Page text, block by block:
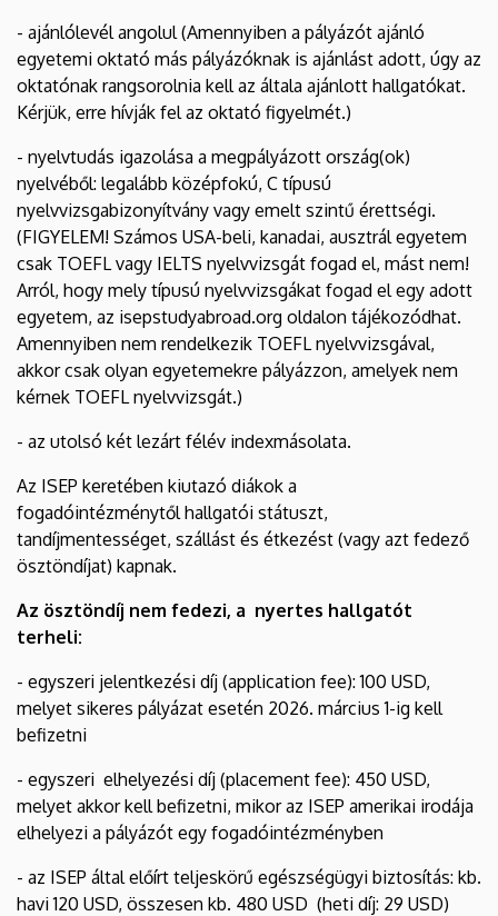
- ajánlólevél angolul (Amennyiben a pályázót ajánló
egyetemi oktató más pályázóknak is ajánlást adott, úgy az
oktatónak rangsorolnia kell az általa ajánlott hallgatókat.
Kérjük, erre hívják fel az oktató figyelmét.)
- nyelvtudás igazolása a megpályázott ország(ok)
nyelvéből: legalább középfokú, C típusú
nyelvvizsgabizonyítvány vagy emelt szintű érettségi.
(FIGYELEM! Számos USA-beli, kanadai, ausztrál egyetem
csak TOEFL vagy IELTS nyelvvizsgát fogad el, mást nem!
Arról, hogy mely típusú nyelvvizsgákat fogad el egy adott
egyetem, az isepstudyabroad.org oldalon tájékozódhat.
Amennyiben nem rendelkezik TOEFL nyelvvizsgával,
akkor csak olyan egyetemekre pályázzon, amelyek nem
kérnek TOEFL nyelvvizsgát.)
- az utolsó két lezárt félév indexmásolata.
Az ISEP keretében kiutazó diákok a
fogadóintézménytől hallgatói státuszt,
tandíjmentességet, szállást és étkezést (vagy azt fedező
ösztöndíjat) kapnak.
Az ösztöndíj nem fedezi, a nyertes hallgatót
terheli:
- egyszeri jelentkezési díj (application fee): 100 USD,
melyet sikeres pályázat esetén 2026. március 1-ig kell
befizetni
- egyszeri elhelyezési díj (placement fee): 450 USD,
melyet akkor kell befizetni, mikor az ISEP amerikai irodája
elhelyezi a pályázót egy fogadóintézményben
- az ISEP által előírt teljeskörű egészségügyi biztosítás: kb.
havi 120 USD, összesen kb. 480 USD (heti díj: 29 USD)